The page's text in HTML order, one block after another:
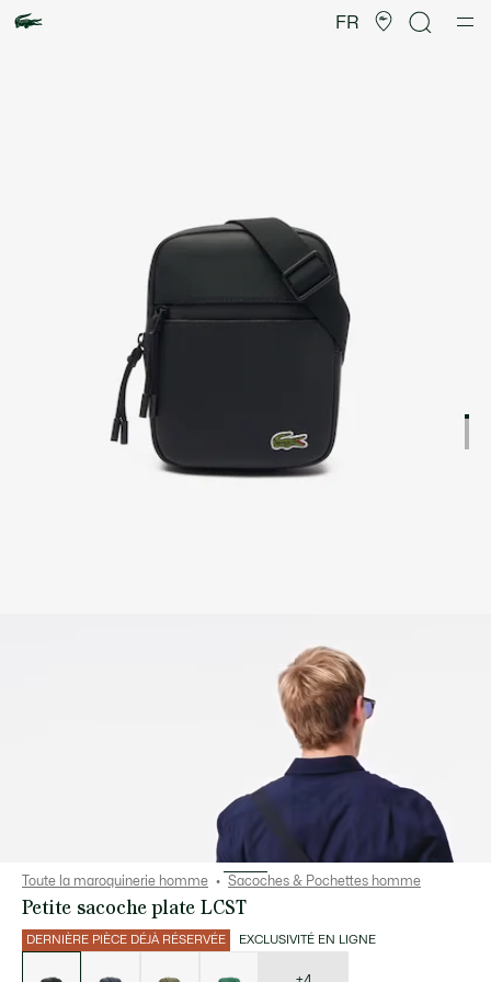
FR
d’images
produit
Toute la maroquinerie homme Sacoches & Pochettes homme
Petite sacoche plate LCST
DERNIÈRE PIÈCE DÉJÀ RÉSERVÉE EXCLUSIVITÉ EN LIGNE
déclinaisons